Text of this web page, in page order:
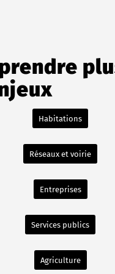
Habitations
Réseaux et voirie
Entreprises
Services publics
Agriculture